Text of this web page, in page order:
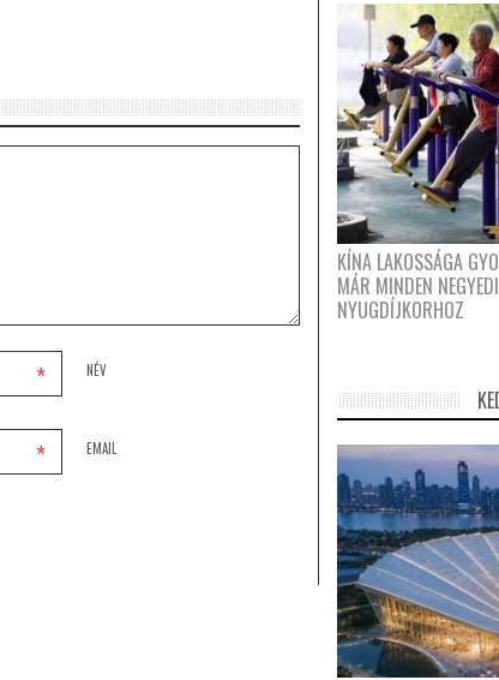
NÉV
*
EMAIL
*
KÍNA LAKOSSÁGA
MÁR MINDEN
NYUGDÍJKORHOZ